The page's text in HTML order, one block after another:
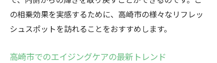
の相乗効果を実感するために、高崎市の様々なリフレッ
シュスポットを訪れることをおすすめします。
高崎市でのエイジングケアの最新トレンド